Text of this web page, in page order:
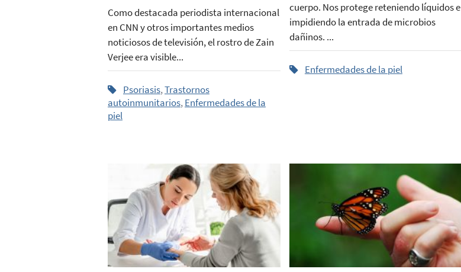
Como destacada periodista internacional
en CNN y otros importantes medios
noticiosos de televisión, el rostro de Zain
Verjee era visible...
Psoriasis,Trastornos
autoinmunitarios,Enfermedades de la
piel
cuerpo. Nos protege reteniendo líquidos e
impidiendo la entrada de microbios
dañinos. ...
Enfermedades de la piel